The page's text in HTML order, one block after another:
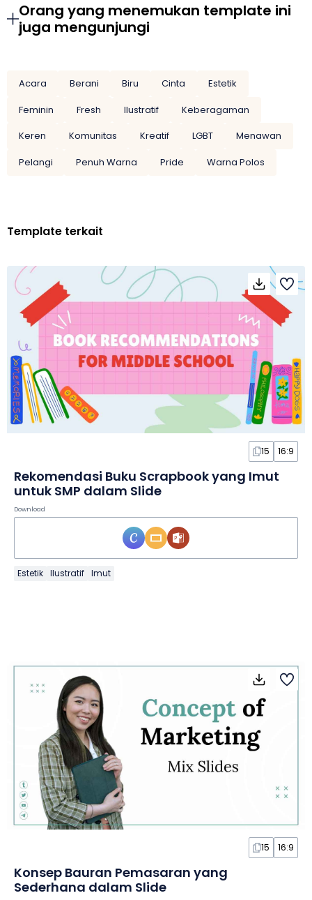
Orang yang menemukan template ini
juga mengunjungi
Acara Berani Biru Cinta
Estetik
Feminin
Fresh Ilustratif
Keberagaman
Keren
Komunitas Kreatif LGBT
Menawan
Pelangi
Penuh Warna Pride Warna Polos
Template terkait
15 16:9
Rekomendasi Buku Scrapbook yang Imut
untuk SMP dalam Slide
Download
Estetik Ilustratif Imut
15 16:9
Konsep Bauran Pemasaran yang
Sederhana dalam Slide